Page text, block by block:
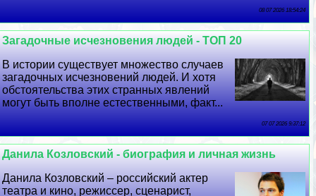
08 07 2026 18:54:24
Загадочные исчезновения людей - ТОП 20
В истории существует множество случаев
загадочных исчезновений людей. И хотя
обстоятельства этих странных явлений
могут быть вполне естественными, факт...
07 07 2026 9:37:12
Данила Козловский - биография и личная жизнь
Данила Козловский – российский актер
театра и кино, режиссер, сценарист,